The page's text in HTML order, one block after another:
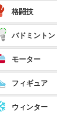
格闘技
バドミントン
モーター
フィギュア
ウィンター